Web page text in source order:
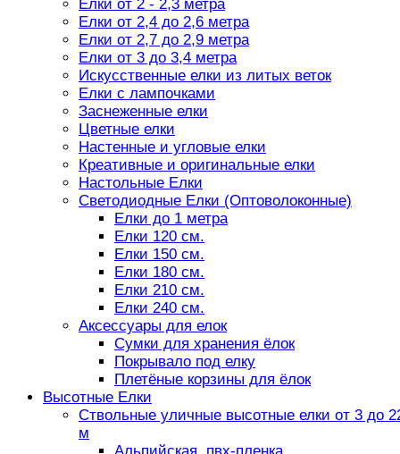
Елки от 2 - 2,3 метра
Елки от 2,4 до 2,6 метра
Елки от 2,7 до 2,9 метра
Елки от 3 до 3,4 метра
Искусственные елки из литых веток
Елки с лампочками
Заснеженные елки
Цветные елки
Настенные и угловые елки
Креативные и оригинальные елки
Настольные Елки
Светодиодные Елки (Оптоволоконные)
Елки до 1 метра
Елки 120 см.
Елки 150 см.
Елки 180 см.
Елки 210 см.
Елки 240 см.
Аксессуары для елок
Сумки для хранения ёлок
Покрывало под елку
Плетёные корзины для ёлок
Высотные Елки
Ствольные уличные высотные елки от 3 до
м